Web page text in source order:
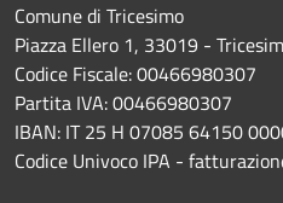
Comune di Tricesimo
Piazza Ellero 1, 33019 -
Codice Fiscale: 00466980307
Partita IVA: 00466980307
IBAN: IT 25 H 07085 64150
Codice Univoco IPA -